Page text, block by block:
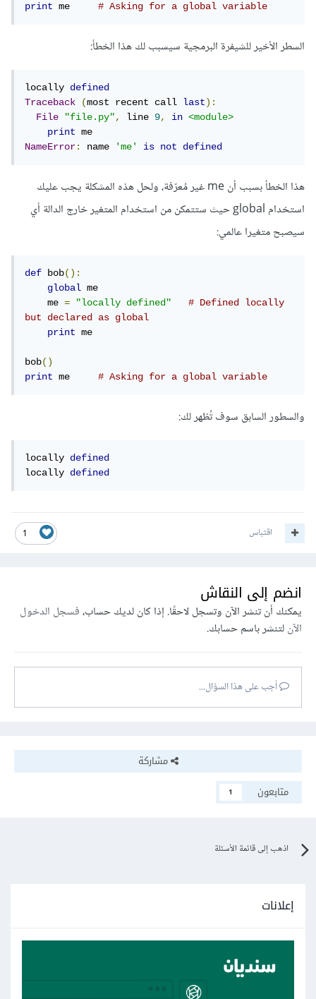
print me # Asking for a global variable
السطر الأخير للشيفرة البرمجية سيسبب لك هذا الخطأ:
locally defined
Traceback
(most recent call last):
File
"file.py", line 9, in
<module>
print
NameError: name 'me' is not defined
هذا الخطأ بسبب أن me غير مُعرّفة، ولحل هذه المشكلة يجب عليك
استخدام global حيث ستتمكن من استخدام المتغير خارج الدالة أي
سيصبح متغيرا عالمي:
def bob():
global me
    me
= "locally defined"
# Defined locally
but declared as global
print me
bob()
print me # Asking for a global variable
والسطور السابق سوف تُظهر لك:
locally defined
locally defined
1 اقتباس
انضم إلى النقاش
يمكنك أن تنشر الآن وتسجل لاحقًا. إذا كان لديك حساب،فسجل الدخول
الآنلتنشر باسم حسابك.
أجب على هذا السؤال...
مشاركة
متابعون
1
اذهب إلى قائمة الأسئلة
إعلانات